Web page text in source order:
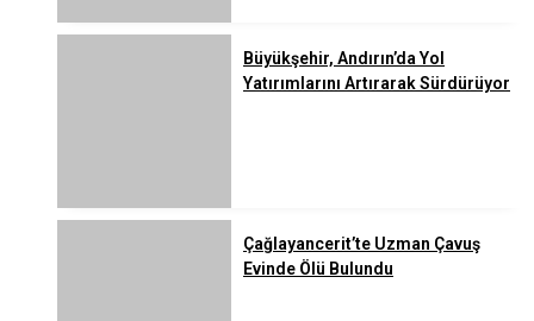
Büyükşehir, Andırın’da Yol
Yatırımlarını Artırarak Sürdürüyor
Çağlayancerit’te Uzman Çavuş
Evinde Ölü Bulundu